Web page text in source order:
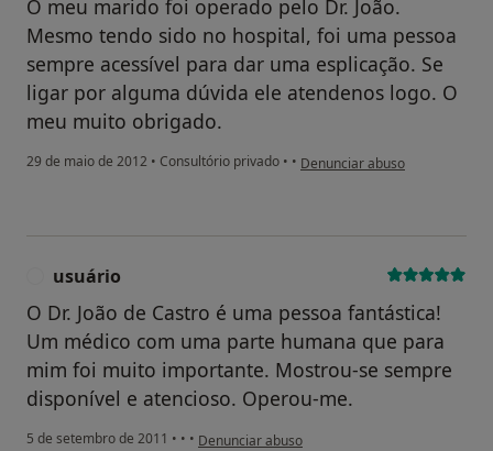
O meu marido foi operado pelo Dr. João.
Mesmo tendo sido no hospital, foi uma pessoa
sempre acessível para dar uma esplicação. Se
ligar por alguma dúvida ele atendenos logo. O
meu muito obrigado.
29 de maio de 2012 • Consultório privado • • na opinião do utilizador
Denunciar abuso
usuário
O Dr. João de Castro é uma pessoa fantástica!
Um médico com uma parte humana que para
mim foi muito importante. Mostrou-se sempre
disponível e atencioso. Operou-me.
5 de setembro de 2011 • • • na opinião do utilizador usuário
Denunciar abuso